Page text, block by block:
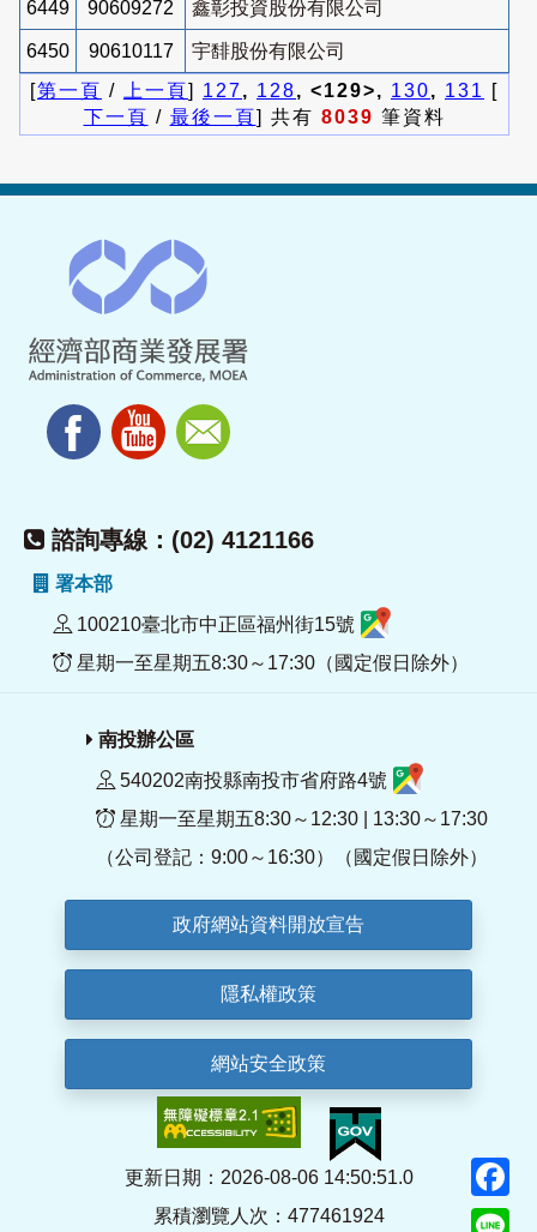
6449 90609272 鑫彰投資股份有限公司
6450 90610117
宇馡股份有限公司
[第一頁 / 上一頁] 127, 128, <129>, 130, 131
[
下一頁 / 最後一頁] 共有 8039 筆資料
諮詢專線：(02) 4121166
署本部
100210臺北市中正區福州街15號
星期一至星期五8:30～17:30（國定假日除外）
南投辦公區
540202南投縣南投市省府路4號
星期一至星期五8:30～12:30 | 13:30～17:30
（公司登記：9:00～16:30）（國定假日除外）
政府網站資料開放宣告
隱私權政策
網站安全政策
更新日期：2026-08-06 14:50:51.0
累積瀏覽人次：477461924